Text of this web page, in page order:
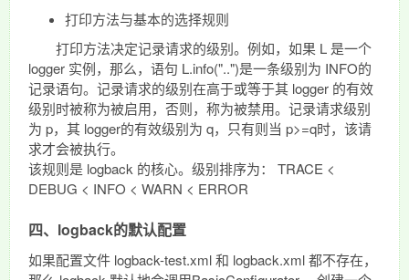
打印方法与基本的选择规则
打印方法决定记录请求的级别。例如，如果 L 是一个
logger 实例，那么，语句 L.info("..")是一条级别为 INFO的
记录语句。记录请求的级别在高于或等于其 logger 的有效
级别时被称为被启用，否则，称为被禁用。记录请求级别
为 p，其 logger的有效级别为 q，只有则当 p>=q时，该请
求才会被执行。
该规则是 logback 的核心。级别排序为： TRACE <
DEBUG < INFO < WARN < ERROR
四、logback的默认配置
如果配置文件 logback-test.xml 和 logback.xml 都不存在，